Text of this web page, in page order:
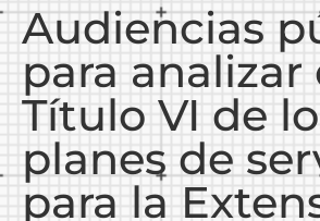
Audiencias
para analizar
Título VI de
planes de
para la